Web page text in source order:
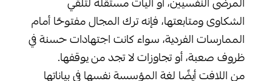
المرضى النفسيين، أو آليات مستقلة لتلقي
الشكاوى ومتابعتها، فإنه ترك المجال مفتوحًا أمام
الممارسات الفردية، سواء كانت اجتهادات حسنة في
ظروف صعبة، أو تجاوزات لا تجد من يوقفها.
من اللافت أيضًا لغة المؤسسة نفسها في بياناتها